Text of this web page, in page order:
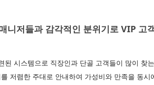
니저들과 감각적인 분위기로 VIP 고
시스템으로 직장인과 단골 고객들이 많이 찾
저렴한 주대로 안내하여 가성비와 만족을 동